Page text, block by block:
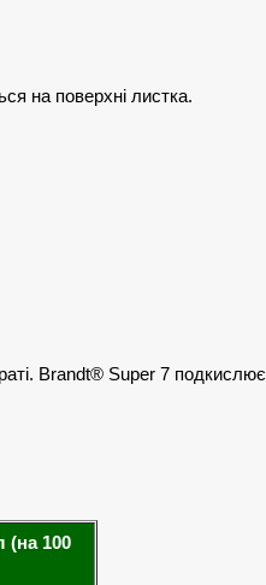
на поверхні листка.
Brandt® Super 7 подкислює
(на 100